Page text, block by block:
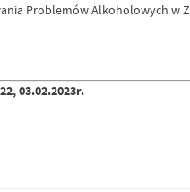
Problemów Alkoholowych w
03.02.2023r.